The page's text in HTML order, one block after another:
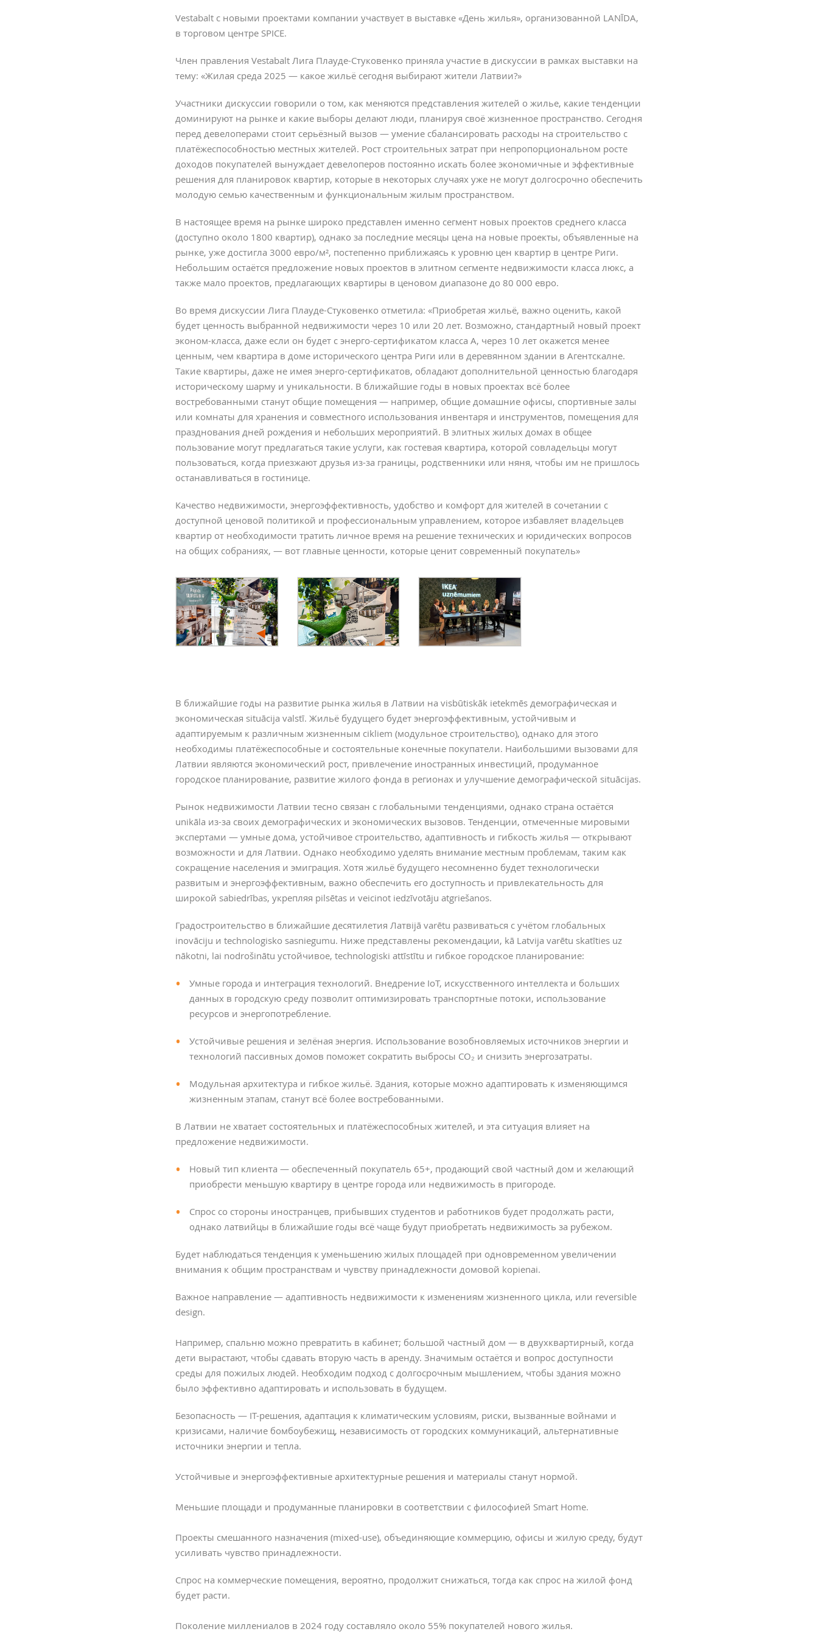
Vestabalt с новыми проектами компании участвует в выставке «День жилья», организованной LANĪDA,
в торговом центре SPICE.
Член правления Vestabalt Лига Плауде-Стуковенко приняла участие в дискуссии в рамках выставки на
тему: «Жилая среда 2025 — какое жильё сегодня выбирают жители Латвии?»
Участники дискуссии говорили о том, как меняются представления жителей о жилье, какие тенденции
доминируют на рынке и какие выборы делают люди, планируя своё жизненное пространство. Сегодня
перед девелоперами стоит серьёзный вызов — умение сбалансировать расходы на строительство с
платёжеспособностью местных жителей. Рост строительных затрат при непропорциональном росте
доходов покупателей вынуждает девелоперов постоянно искать более экономичные и эффективные
решения для планировок квартир, которые в некоторых случаях уже не могут долгосрочно обеспечить
молодую семью качественным и функциональным жилым пространством.
В настоящее время на рынке широко представлен именно сегмент новых проектов среднего класса
(доступно около 1800 квартир), однако за последние месяцы цена на новые проекты, объявленные на
рынке, уже достигла 3000 евро/м², постепенно приближаясь к уровню цен квартир в центре Риги.
Небольшим остаётся предложение новых проектов в элитном сегменте недвижимости класса люкс, а
также мало проектов, предлагающих квартиры в ценовом диапазоне до 80 000 евро.
Во время дискуссии Лига Плауде-Стуковенко отметила: «Приобретая жильё, важно оценить, какой
будет ценность выбранной недвижимости через 10 или 20 лет. Возможно, стандартный новый проект
эконом-класса, даже если он будет с энерго-сертификатом класса A, через 10 лет окажется менее
ценным, чем квартира в доме исторического центра Риги или в деревянном здании в Агентскалне.
Такие квартиры, даже не имея энерго-сертификатов, обладают дополнительной ценностью благодаря
историческому шарму и уникальности. В ближайшие годы в новых проектах всё более
востребованными станут общие помещения — например, общие домашние офисы, спортивные залы
или комнаты для хранения и совместного использования инвентаря и инструментов, помещения для
празднования дней рождения и небольших мероприятий. В элитных жилых домах в общее
пользование могут предлагаться такие услуги, как гостевая квартира, которой совладельцы могут
пользоваться, когда приезжают друзья из-за границы, родственники или няня, чтобы им не пришлось
останавливаться в гостинице.
Качество недвижимости, энергоэффективность, удобство и комфорт для жителей в сочетании с
доступной ценовой политикой и профессиональным управлением, которое избавляет владельцев
квартир от необходимости тратить личное время на решение технических и юридических вопросов
на общих собраниях, — вот главные ценности, которые ценит современный покупатель»
В ближайшие годы на развитие рынка жилья в Латвии на visbūtiskāk ietekmēs демографическая и
экономическая situācija valstī. Жильё будущего будет энергоэффективным, устойчивым и
адаптируемым к различным жизненным cikliem (модульное строительство), однако для этого
необходимы платёжеспособные и состоятельные конечные покупатели. Наибольшими вызовами для
Латвии являются экономический рост, привлечение иностранных инвестиций, продуманное
городское планирование, развитие жилого фонда в регионах и улучшение демографической situācijas.
Рынок недвижимости Латвии тесно связан с глобальными тенденциями, однако страна остаётся
unikāla из-за своих демографических и экономических вызовов. Тенденции, отмеченные мировыми
экспертами — умные дома, устойчивое строительство, адаптивность и гибкость жилья — открывают
возможности и для Латвии. Однако необходимо уделять внимание местным проблемам, таким как
сокращение населения и эмиграция. Хотя жильё будущего несомненно будет технологически
развитым и энергоэффективным, важно обеспечить его доступность и привлекательность для
широкой sabiedrības, укрепляя pilsētas и veicinot iedzīvotāju atgriešanos.
Градостроительство в ближайшие десятилетия Латвijā varētu развиваться с учётом глобальных
inovāciju и technologisko sasniegumu. Ниже представлены рекомендации, kā Latvija varētu skatīties uz
nākotni, lai nodrošinātu устойчивое, technologiski attīstītu и гибкое городское планирование:
Умные города и интеграция технологий. Внедрение IoT, искусственного интеллекта и больших
данных в городскую среду позволит оптимизировать транспортные потоки, использование
ресурсов и энергопотребление.
Устойчивые решения и зелёная энергия. Использование возобновляемых источников энергии и
технологий пассивных домов поможет сократить выбросы CO₂ и снизить энергозатраты.
Модульная архитектура и гибкое жильё. Здания, которые можно адаптировать к изменяющимся
жизненным этапам, станут всё более востребованными.
В Латвии не хватает состоятельных и платёжеспособных жителей, и эта ситуация влияет на
предложение недвижимости.
Новый тип клиента — обеспеченный покупатель 65+, продающий свой частный дом и желающий
приобрести меньшую квартиру в центре города или недвижимость в пригороде.
Спрос со стороны иностранцев, прибывших студентов и работников будет продолжать расти,
однако латвийцы в ближайшие годы всё чаще будут приобретать недвижимость за рубежом.
Будет наблюдаться тенденция к уменьшению жилых площадей при одновременном увеличении
внимания к общим пространствам и чувству принадлежности домовой kopienai.
Важное направление — адаптивность недвижимости к изменениям жизненного цикла, или reversible
design.
Например, спальню можно превратить в кабинет; большой частный дом — в двухквартирный, когда
дети вырастают, чтобы сдавать вторую часть в аренду. Значимым остаётся и вопрос доступности
среды для пожилых людей. Необходим подход с долгосрочным мышлением, чтобы здания можно
было эффективно адаптировать и использовать в будущем.
Безопасность — IT-решения, адаптация к климатическим условиям, риски, вызванные войнами и
кризисами, наличие бомбоубежищ, независимость от городских коммуникаций, альтернативные
источники энергии и тепла.
Устойчивые и энергоэффективные архитектурные решения и материалы станут нормой.
Меньшие площади и продуманные планировки в соответствии с философией Smart Home.
Проекты смешанного назначения (mixed-use), объединяющие коммерцию, офисы и жилую среду, будут
усиливать чувство принадлежности.
Спрос на коммерческие помещения, вероятно, продолжит снижаться, тогда как спрос на жилой фонд
будет расти.
Поколение миллениалов в 2024 году составляло около 55% покупателей нового жилья.